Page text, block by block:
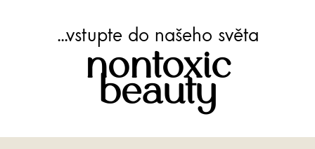
...vstupte do našeho světa
nontoxic
beauty